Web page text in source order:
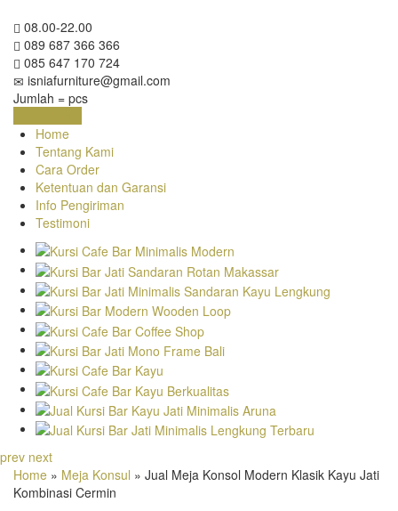
08.00-22.00
089 687 366 366
085 647 170 724
isniafurniture@gmail.com
Jumlah = pcs
Home
Tentang Kami
Cara Order
Ketentuan dan Garansi
Info Pengiriman
Testimoni
prev next
Home » Meja Konsul » Jual Meja Konsol Modern Klasik Kayu Jati
Kombinasi Cermin